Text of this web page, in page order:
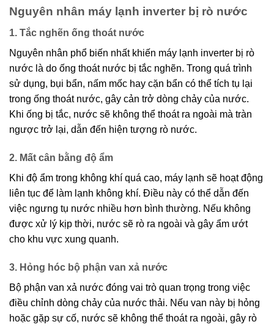
Nguyên nhân máy lạnh inverter bị rò nước
1. Tắc nghẽn ống thoát nước
Nguyên nhân phổ biến nhất khiến máy lạnh inverter bị rò
nước là do ống thoát nước bị tắc nghẽn. Trong quá trình
sử dụng, bụi bẩn, nấm mốc hay cặn bẩn có thể tích tụ lại
trong ống thoát nước, gây cản trở dòng chảy của nước.
Khi ống bị tắc, nước sẽ không thể thoát ra ngoài mà tràn
ngược trở lại, dẫn đến hiện tượng rò nước.
2. Mất cân bằng độ ẩm
Khi độ ẩm trong không khí quá cao, máy lạnh sẽ hoạt động
liên tục để làm lạnh không khí. Điều này có thể dẫn đến
việc ngưng tụ nước nhiều hơn bình thường. Nếu không
được xử lý kịp thời, nước sẽ rò ra ngoài và gây ẩm ướt
cho khu vực xung quanh.
3. Hỏng hóc bộ phận van xả nước
Bộ phận van xả nước đóng vai trò quan trọng trong việc
điều chỉnh dòng chảy của nước thải. Nếu van này bị hỏng
hoặc gặp sự cố, nước sẽ không thể thoát ra ngoài, gây rò